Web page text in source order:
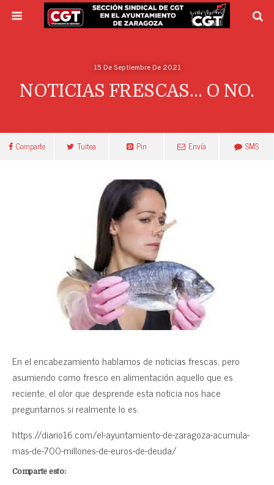
15 De Septiembre De 2021
NOTICIAS FRESCAS… O NO.
Comparte Tuitea Pin Envía SMS
En el encabezamiento hablamos de noticias frescas, pero
asumiendo como fresco en alimentación aquello que es
reciente, el olor que desprende esta noticia nos hace
preguntarnos si realmente lo es.
https://diario16.com/el-ayuntamiento-de-zaragoza-acumula-
mas-de-700-millones-de-euros-de-deuda/
Comparte esto: